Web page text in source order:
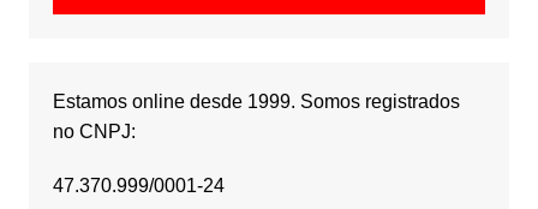
Estamos online desde 1999. Somos registrados
no CNPJ:
47.370.999/0001-24